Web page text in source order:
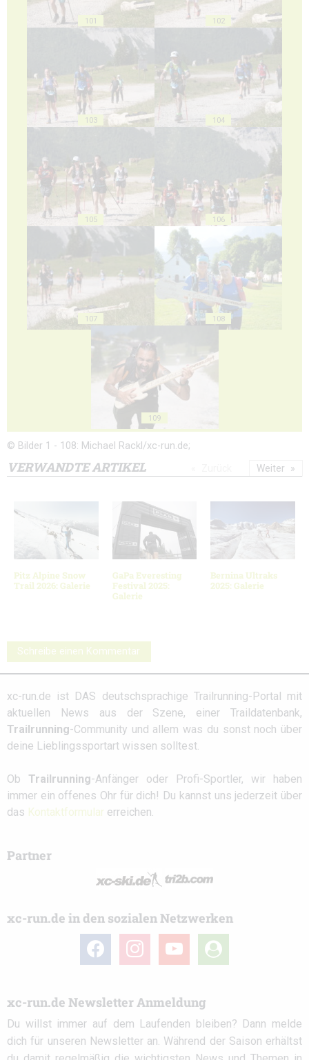
101 102
103 104
105 106
107 108
109
© Bilder 1 - 108: Michael Rackl/xc-run.de;
VERWANDTE ARTIKEL
Pitz Alpine Snow
Trail 2026: Galerie
GaPa Everesting
Festival 2025:
Galerie
Bernina Ultraks
2025: Galerie
Weiter
Schreibe einen Kommentar
xc-run.de ist DAS deutschsprachige Trailrunning-Portal mit
aktuellen News aus der Szene, einer Traildatenbank,
Trailrunning-Community und allem was du sonst noch über
deine Lieblingssportart wissen solltest.
Ob Trailrunning-Anfänger oder Profi-Sportler, wir haben
immer ein offenes Ohr für dich! Du kannst uns jederzeit über
das Kontaktformular erreichen.
Partner
xc-run.de in den sozialen Netzwerken
facebook instagramyoutube
user-
circle
xc-run.de Newsletter Anmeldung
Du willst immer auf dem Laufenden bleiben? Dann melde
dich für unseren Newsletter an. Während der Saison erhältst